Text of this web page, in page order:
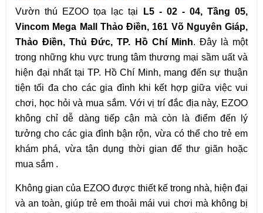
Vườn thú EZOO tọa lạc tại
L5 - 02 - 04, Tầng 05,
Vincom Mega Mall Thảo Điền, 161 Võ Nguyên Giáp,
Thảo Điền, Thủ Đức, TP. Hồ Chí Minh. Đây là một
trong những khu vực trung tâm thương mại sầm uất và
hiện đại nhất tại TP. Hồ Chí Minh, mang đến sự thuận
tiện tối đa cho các gia đình khi kết hợp giữa việc vui
chơi, học hỏi và mua sắm. Với vị trí đắc địa này, EZOO
không chỉ dễ dàng tiếp cận mà còn là điểm đến lý
tưởng cho các gia đình bận rộn, vừa có thể cho trẻ em
khám phá, vừa tận dụng thời gian để thư giãn hoặc
mua sắm .
Không gian của EZOO được thiết kế trong nhà, hiện đại
và an toàn, giúp trẻ em thoải mái vui chơi mà không bị